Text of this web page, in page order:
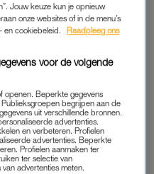
fijn.”
een lange staaf en
Ook heeft ze,
een lengteverschil
en rechterbeen. Dat
in moet. “Ik
ze. “Die tijd was heel
als kind. Ik moest echt
Jouw keuze kun je opnieuw
onze websites of in de menu’s
en cookiebeleid.
Raadpleeg ons
voor de volgende
openen. Beperkte gegevens
begrijpen aan de
uit verschillende bronnen.
advertenties.
en verbeteren. Profielen
advertenties. Beperkte
Profielen aanmaken ter
ter selectie van
advertenties meten.